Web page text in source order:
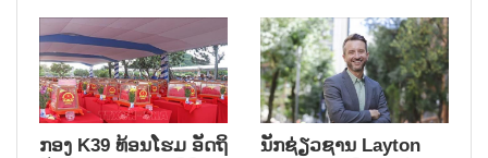
ກອງ K39 ທ້ອນໂຮມ ອັດຖິ
ນັກຊ່ຽວຊານ Layton